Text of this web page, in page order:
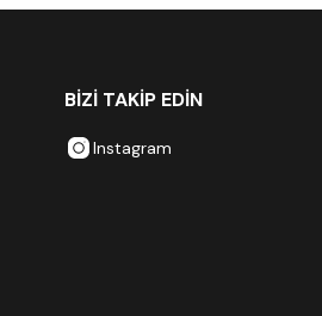
BİZİ TAKİP EDİN
Instagram